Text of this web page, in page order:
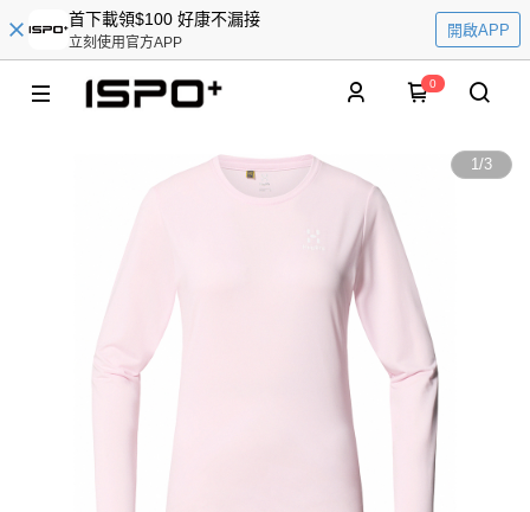
首下載領$100 好康不漏接
立刻使用官方APP
開啟APP
0
1/3